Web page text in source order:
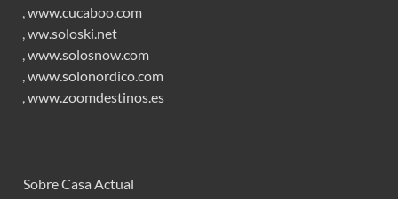
www.cucaboo.com
ww.soloski.net
www.solosnow.com
www.solonordico.com
www.zoomdestinos.es
Sobre Casa Actual